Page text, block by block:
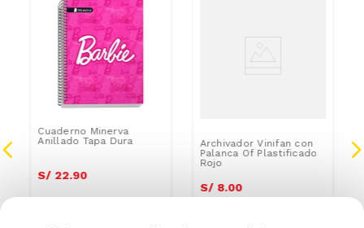
Cuaderno Minerva
Anillado Tapa Dura
S/ 22.90
Archivador Vinifan con
Palanca Of Plastificado
Rojo
S/ 8.00